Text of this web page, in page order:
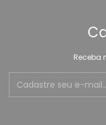
Receba